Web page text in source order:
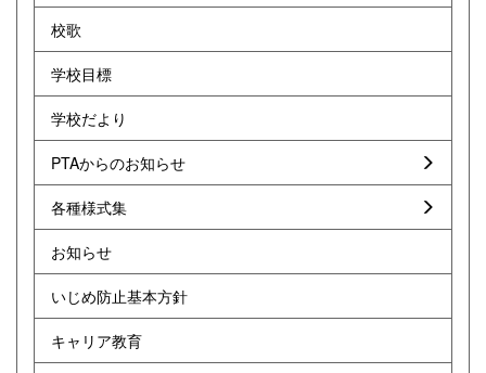
校歌
学校目標
学校だより
PTAからのお知らせ
各種様式集
お知らせ
いじめ防止基本方針
キャリア教育